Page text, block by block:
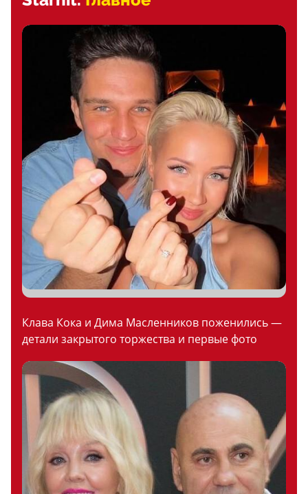
Клава Кока и Дима Масленников поженились —
детали закрытого торжества и первые фото